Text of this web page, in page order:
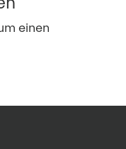
einen